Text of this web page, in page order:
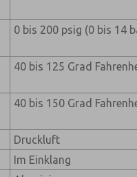
0 bis 200 psig (0 bis 14
40 bis 125 Grad
40 bis 150 Grad
Druckluft
Im Einklang